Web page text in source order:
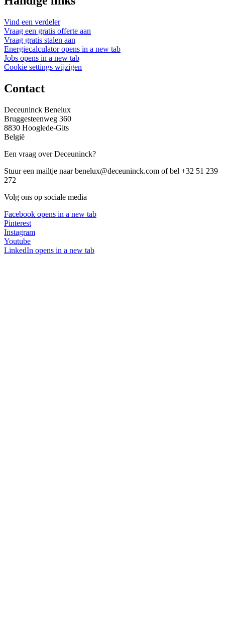
Vind een verdeler
Vraag een gratis offerte aan
Vraag gratis stalen aan
Energiecalculator opens in a new tab
Jobs opens in a new tab
Cookie settings wijzigen
Contact
Deceuninck Benelux
Bruggesteenweg 360
8830 Hooglede-Gits
België
Een vraag over Deceuninck?
Stuur een mailtje naar benelux@deceuninck.com of bel +32 51 239
272
Volg ons op sociale media
Facebook opens in a new tab
Pinterest
Instagram
Youtube
LinkedIn opens in a new tab